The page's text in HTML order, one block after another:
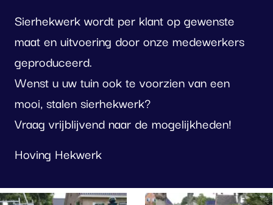
Sierhekwerk wordt per klant op gewenste
maat en uitvoering door onze medewerkers
geproduceerd.
Wenst u uw tuin ook te voorzien van een
mooi, stalen sierhekwerk?
Vraag vrijblijvend naar de mogelijkheden!
Hoving Hekwerk